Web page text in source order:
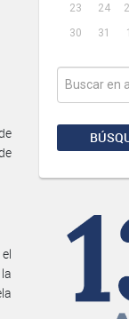
23
24
30
31 1